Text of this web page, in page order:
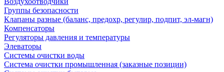
Группы безопасности
Клапаны разные (баланс, предохр, регулир, подпит, эл-магн)
Компенсаторы
Регуляторы давления и температуры
Элеваторы
Системы очистки воды
Система очистки промышленная (заказные позиции)